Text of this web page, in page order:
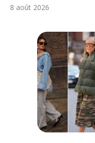
8 août 2026